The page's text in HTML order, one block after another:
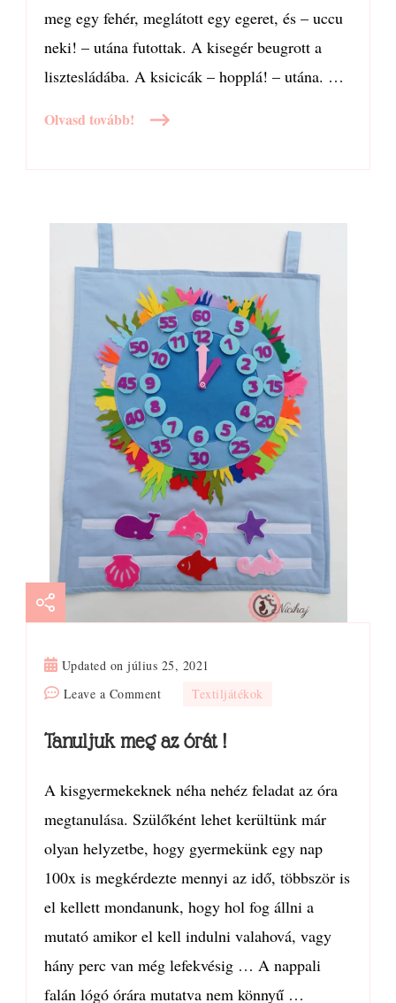
meg egy fehér, meglátott egy egeret, és – uccu
neki! – utána futottak. A kisegér beugrott a
lisztesládába. A ksicicák – hopplá! – utána. …
Olvasd tovább!
Updated onjúlius 25, 2021
Leave a Commenton
meg
órát
Textiljátékok
Tanuljuk meg az órát !
A kisgyermekeknek néha nehéz feladat az óra
megtanulása. Szülőként lehet kerültünk már
olyan helyzetbe, hogy gyermekünk egy nap
100x is megkérdezte mennyi az idő, többször is
el kellett mondanunk, hogy hol fog állni a
mutató amikor el kell indulni valahová, vagy
hány perc van még lefekvésig … A nappali
falán lógó órára mutatva nem könnyű …